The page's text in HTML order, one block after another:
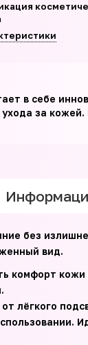
в себе
за кожей.
без
вид.
комфорт
лёгкого